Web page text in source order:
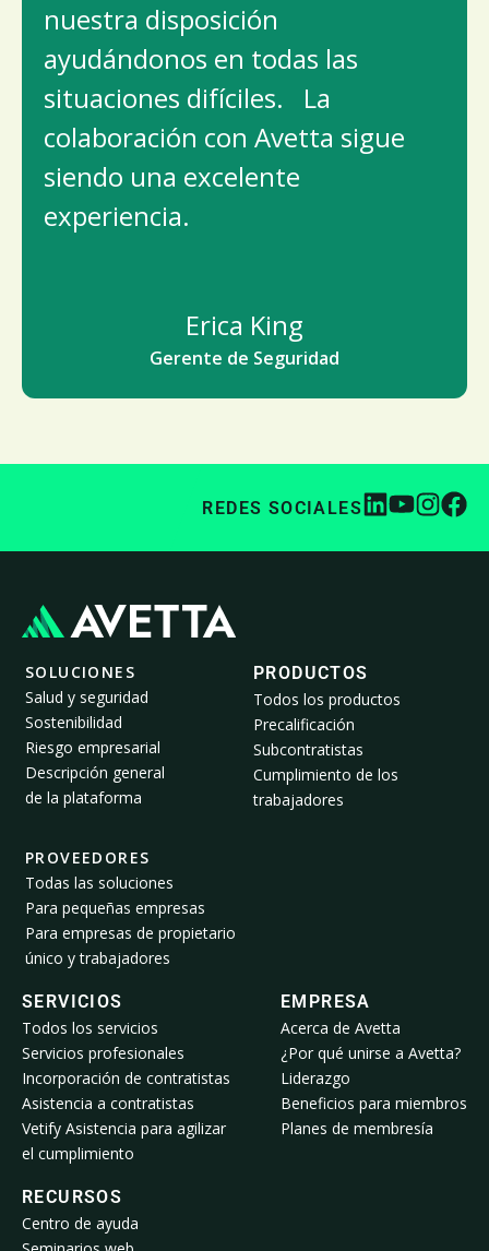
nuestra disposición
ayudándonos en todas las
situaciones difíciles. La
colaboración con Avetta sigue
siendo una excelente
experiencia.
Erica King
Gerente de Seguridad
REDES SOCIALES
SOLUCIONES
Salud y seguridad
Sostenibilidad
Riesgo empresarial
Descripción general
de la plataforma
PROVEEDORES
Todas las soluciones
Para pequeñas empresas
Para empresas de propietario
único y trabajadores
PRODUCTOS
Todos los productos
Precalificación
Subcontratistas
Cumplimiento de los
trabajadores
SERVICIOS
Todos los servicios
Servicios profesionales
Incorporación de contratistas
Asistencia a contratistas
Vetify Asistencia para agilizar
el cumplimiento
EMPRESA
Acerca de Avetta
¿Por qué unirse a Avetta?
Liderazgo
Beneficios para miembros
Planes de membresía
RECURSOS
Centro de ayuda